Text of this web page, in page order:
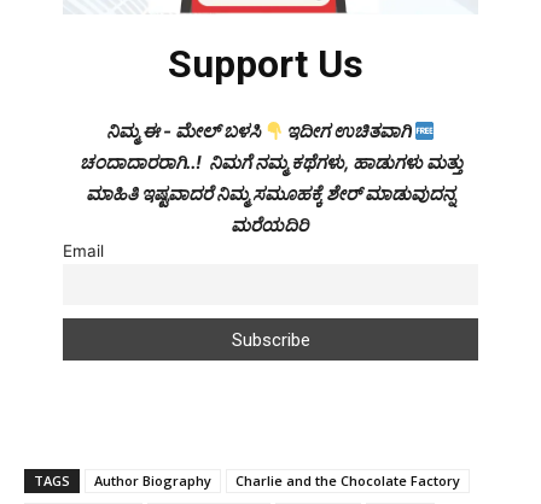
Support Us
ನಿಮ್ಮ ಈ - ಮೇಲ್ ಬಳಸಿ
ಇದೀಗ ಉಚಿತವಾಗಿ
ಚಂದಾದಾರರಾಗಿ..! ನಿಮಗೆ ನಮ್ಮ ಕಥೆಗಳು, ಹಾಡುಗಳು ಮತ್ತು
ಮಾಹಿತಿ ಇಷ್ಟವಾದರೆ ನಿಮ್ಮ ಸಮೂಹಕ್ಕೆ ಶೇರ್ ಮಾಡುವುದನ್ನ
ಮರೆಯದಿರಿ
Email
TAGS Author Biography
Charlie and the Chocolate Factory